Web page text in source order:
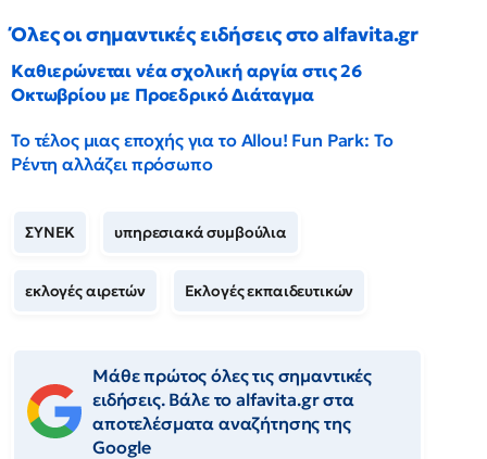
Όλες οι σημαντικές ειδήσεις στο alfavita.gr
Καθιερώνεται νέα σχολική αργία στις 26
Οκτωβρίου με Προεδρικό Διάταγμα
Το τέλος μιας εποχής για το Allou! Fun Park: Το
Ρέντη αλλάζει πρόσωπο
ΣΥΝΕΚ υπηρεσιακά συμβούλια
εκλογές αιρετών Εκλογές εκπαιδευτικών
Μάθε πρώτος όλες τις σημαντικές
ειδήσεις. Βάλε το alfavita.gr στα
αποτελέσματα αναζήτησης της
Google